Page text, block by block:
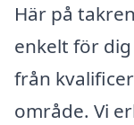
Här på
enkelt för
från
område. Vi